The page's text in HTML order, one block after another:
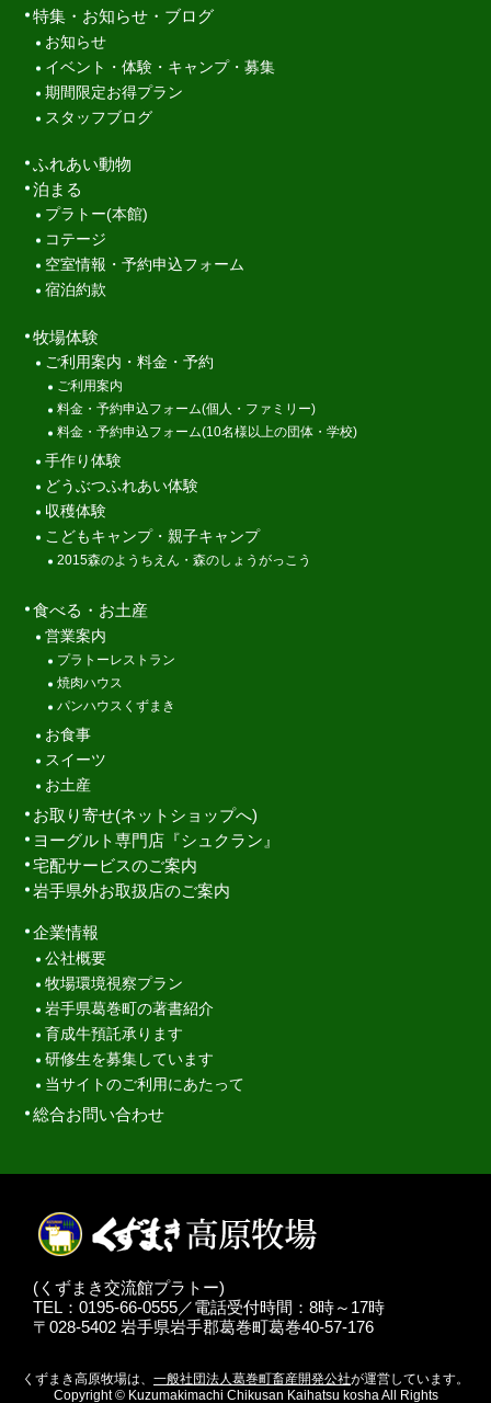
特集・お知らせ・ブログ
お知らせ
イベント・体験・キャンプ・募集
期間限定お得プラン
スタッフブログ
ふれあい動物
泊まる
プラトー(本館)
コテージ
空室情報・予約申込フォーム
宿泊約款
牧場体験
ご利用案内・料金・予約
ご利用案内
料金・予約申込フォーム(個人・ファミリー)
料金・予約申込フォーム(10名様以上の団体・学校)
手作り体験
どうぶつふれあい体験
収穫体験
こどもキャンプ・親子キャンプ
2015森のようちえん・森のしょうがっこう
食べる・お土産
営業案内
プラトーレストラン
焼肉ハウス
パンハウスくずまき
お食事
スイーツ
お土産
お取り寄せ(ネットショップへ)
ヨーグルト専門店『シュクラン』
宅配サービスのご案内
岩手県外お取扱店のご案内
企業情報
公社概要
牧場環境視察プラン
岩手県葛巻町の著書紹介
育成牛預託承ります
研修生を募集しています
当サイトのご利用にあたって
総合お問い合わせ
(くずまき交流館プラトー)
TEL：0195-66-0555／電話受付時間：8時～17時
〒028-5402 岩手県岩手郡葛巻町葛巻40-57-176
くずまき高原牧場は、 一般社団法人葛巻町畜産開発公社が運営しています。
Copyright © Kuzumakimachi Chikusan Kaihatsu kosha All Rights